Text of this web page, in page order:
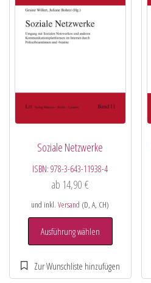
Soziale Netzwerke
ISBN:978-3-643-11938-4
ab 14,90€
und inkl.Versand (D, A, CH)
Ausführung wählen